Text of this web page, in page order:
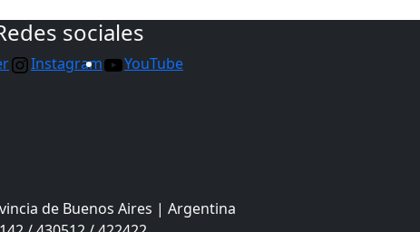
sociales
Instagram YouTube
de Buenos Aires | Argentina